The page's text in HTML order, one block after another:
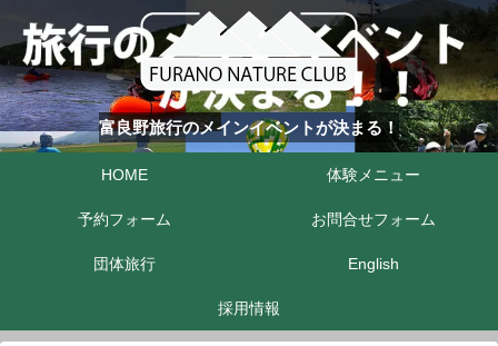
富良野旅行のメインイベントが決まる！
HOME 体験メニュー
予約フォーム お問合せフォーム
団体旅行 English
採用情報